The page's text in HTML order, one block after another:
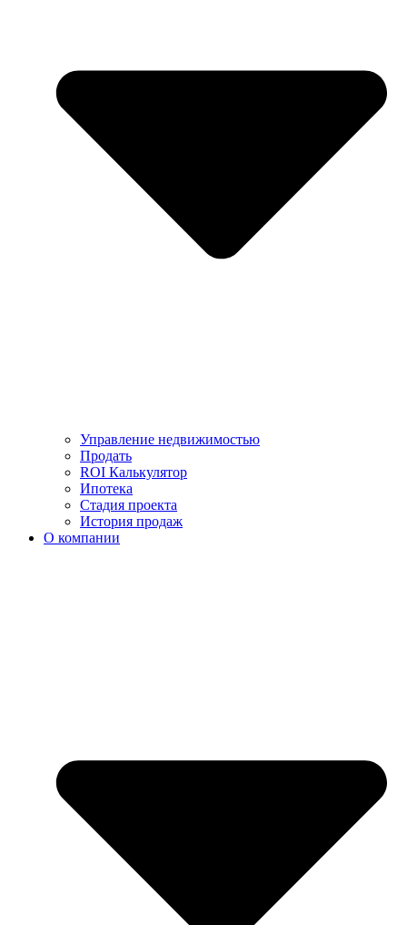
Управление недвижимостью
Продать
ROI Калькулятор
Ипотека
Стадия проекта
История продаж
О компании